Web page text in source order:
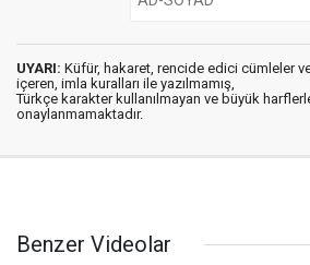
UYARI: Küfür, hakaret, rencide edici cümleler
içeren, imla kuralları ile yazılmamış,
Türkçe karakter kullanılmayan ve büyük
onaylanmamaktadır.
Benzer Videolar